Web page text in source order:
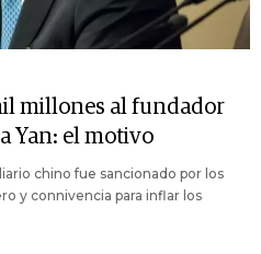
millones al fundador
Yan: el motivo
chino fue sancionado por los
y connivencia para inflar los